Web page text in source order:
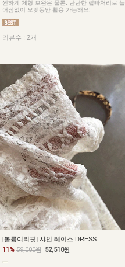
씬하게 체형 보완은 물론, 탄탄한 랍빠처리로 늘
어짐없이 오랫동안 활용 가능해요!
리뷰수 : 2개
[볼륨여리핏] 샤인 레이스 DRESS
11% 59,000원 52,510원